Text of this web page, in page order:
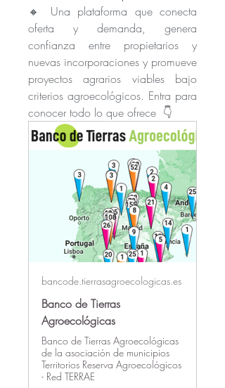
🔸 Una plataforma que conecta
oferta y demanda, genera
confianza entre propietarios y
nuevas incorporaciones y promueve
proyectos agrarios viables bajo
criterios agroecológicos. Entra para
conocer todo lo que ofrece  👇
bancode.tierrasagroecologicas.es
Banco de Tierras
Agroecológicas
Banco de Tierras Agroecológicas
de la asociación de municipios
Territorios Reserva Agroecológicos
- Red TERRAE